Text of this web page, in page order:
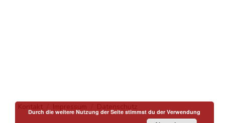
Kontakt Impressum Datenschutz
Durch die weitere Nutzung der Seite stimmst du der Verwendung